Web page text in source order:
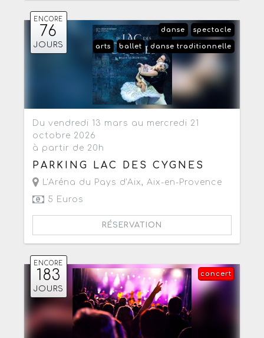
ENCORE
76
JOURS
spectacle
danse
danse traditionnelle
ballet
arts
Du vendredi 13 mars au mercredi 21
octobre 2026
à partir de 20h
PARKING LAC DES CYGNES
L'Aréna du Pays d'Aix, Aix-en-Provence
5 Euros
RÉSERVATION
ENCORE
183
JOURS
concert